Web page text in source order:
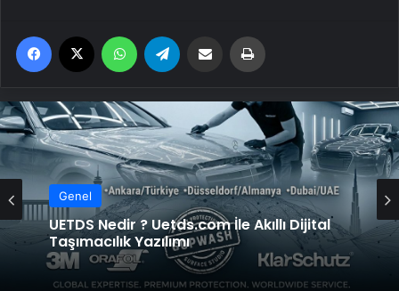
Facebook WhatsApp Email'den paylaş
Genel
UETDS Nedir ? Uetds.com İle Akıllı Dijital
Taşımacılık Yazılımı